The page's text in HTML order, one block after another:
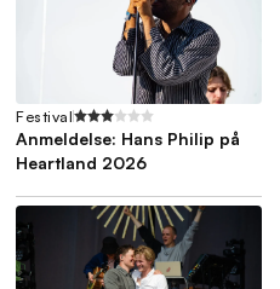
Festival
Anmeldelse: Hans Philip på
Heartland 2026